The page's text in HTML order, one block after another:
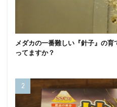
メダカの一番難しい『針子』の育
ってますか？